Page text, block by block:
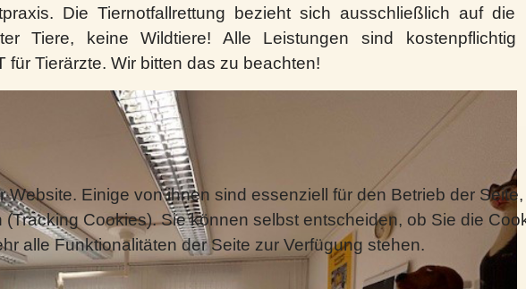
Die Tiernotfallrettung bezieht sich ausschließlich auf die
Tiere, keine Wildtiere! Alle Leistungen sind kostenpflichtig
für Tierärzte. Wir bitten das zu beachten!
Website. Einige von ihnen sind essenziell für den Betrieb der
Cookies). Sie können selbst entscheiden, ob Sie die
alle Funktionalitäten der Seite zur Verfügung stehen.